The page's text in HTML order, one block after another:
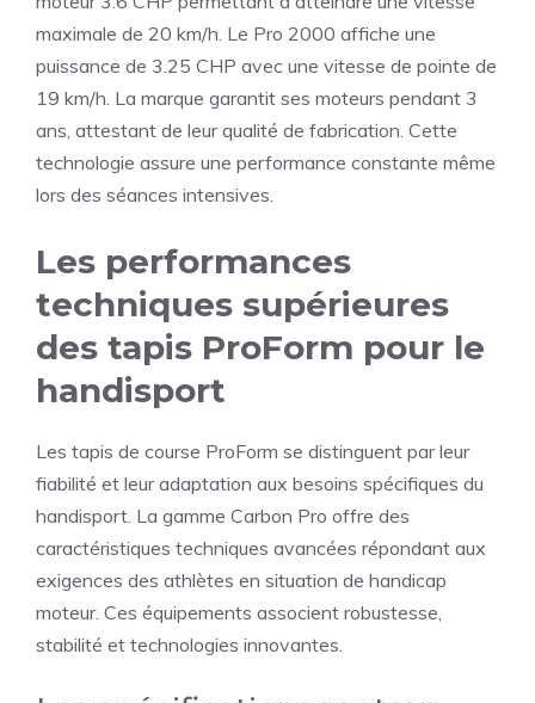
maximale de 20 km/h. Le Pro 2000 affiche une
puissance de 3.25 CHP avec une vitesse de pointe de
19 km/h. La marque garantit ses moteurs pendant 3
ans, attestant de leur qualité de fabrication. Cette
technologie assure une performance constante même
lors des séances intensives.
Les performances
techniques supérieures
des tapis ProForm pour le
handisport
Les tapis de course ProForm se distinguent par leur
fiabilité et leur adaptation aux besoins spécifiques du
handisport. La gamme Carbon Pro offre des
caractéristiques techniques avancées répondant aux
exigences des athlètes en situation de handicap
moteur. Ces équipements associent robustesse,
stabilité et technologies innovantes.